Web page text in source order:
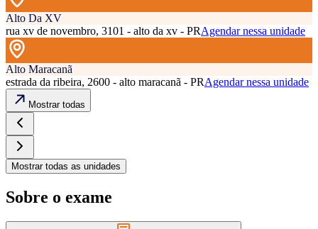
Alto Da XV
rua xv de novembro, 3101 - alto da xv - PRAgendar nessa unidade
Alto Maracanã
estrada da ribeira, 2600 - alto maracanã - PRAgendar nessa unidade
Mostrar todas
Mostrar todas as unidades
Sobre o exame